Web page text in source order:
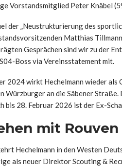
Vorstandsmitglied Peter Knäbel
der „Neustrukturierung des
Matthias Tillmann
Gesprächen sind wir zu der
Boss via Vereinsstatement mit.
2024 wirkt Hechelmann wieder
Würzburger an die Säbener
bis 28. Februar 2026 ist der Ex-
mit Rouven
Hechelmann in den Westen
als neuer Direktor Scouting &